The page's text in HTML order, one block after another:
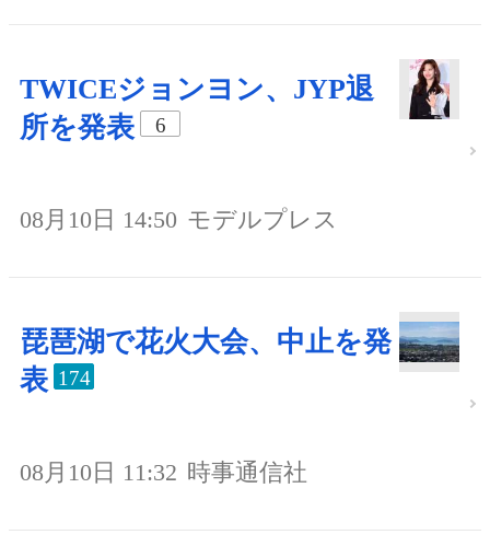
TWICEジョンヨン、JYP退
所を発表
6
08月10日 14:50 モデルプレス
琵琶湖で花火大会、中止を発
表 174
08月10日 11:32 時事通信社